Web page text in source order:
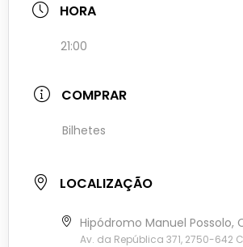
HORA
21:00
COMPRAR
Bilhetes
LOCALIZAÇÃO
Hipódromo Manuel Possolo,
Av. da República 371, 2750-642